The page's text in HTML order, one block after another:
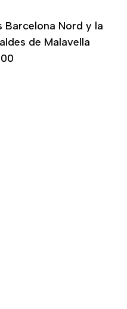
Barcelona Nord y la
de Malavella